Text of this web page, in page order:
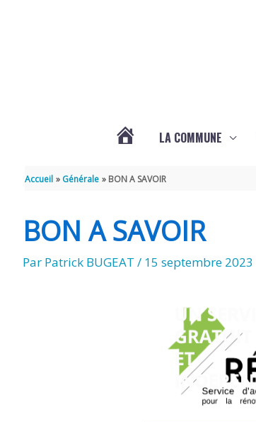
LA COMMUNE
Accueil Générale BON A SAVOIR
BON A SAVOIR
Par Patrick BUGEAT / 15 septembre 2023